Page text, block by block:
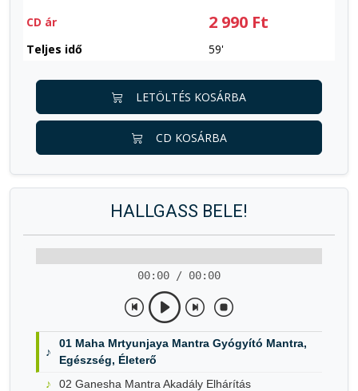
CD ár 2 990 Ft
Teljes idő 59'
LETÖLTÉS KOSÁRBA
CD KOSÁRBA
HALLGASS BELE!
00:00 / 00:00
01 Maha Mrtyunjaya Mantra Gyógyító Mantra,
Egészség, Életerő
02 Ganesha Mantra Akadály Elhárítás